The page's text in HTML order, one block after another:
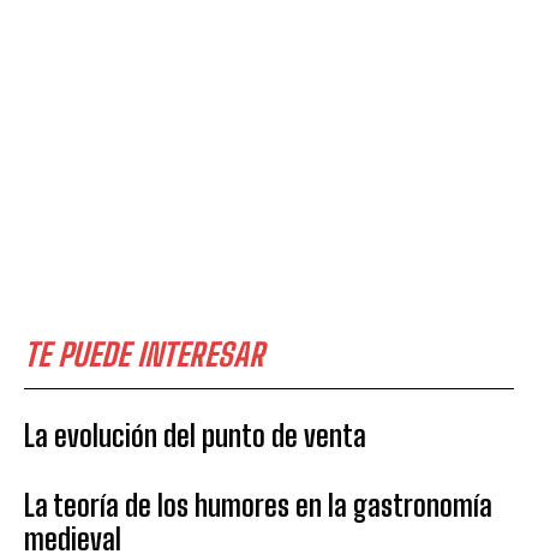
TE PUEDE INTERESAR
La evolución del punto de venta
La teoría de los humores en la gastronomía
medieval